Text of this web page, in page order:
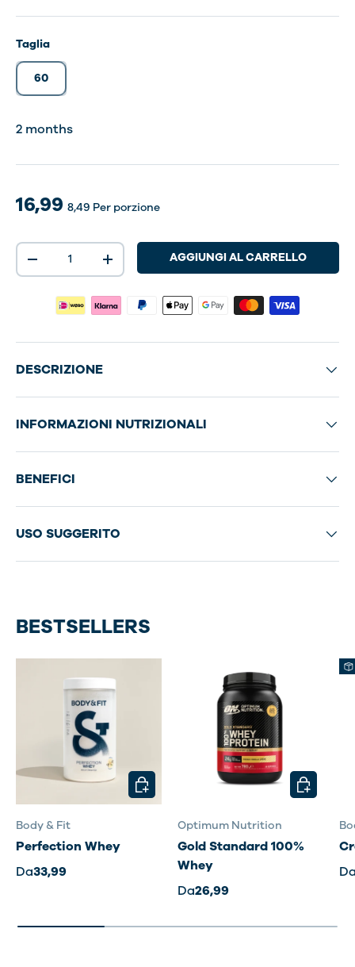
Taglia
60
2 months
16,99 8,49 Per porzione
Q.tà
-
+ AGGIUNGI AL CARRELLO
DESCRIZIONE
INFORMAZIONI NUTRIZIONALI
BENEFICI
USO SUGGERITO
BESTSELLERS
Body & Fit
Perfection Whey
Da33,99
SCEGLI OPZIONI
Optimum Nutrition
Gold Standard 100%
Whey
Da26,99
SCEGLI